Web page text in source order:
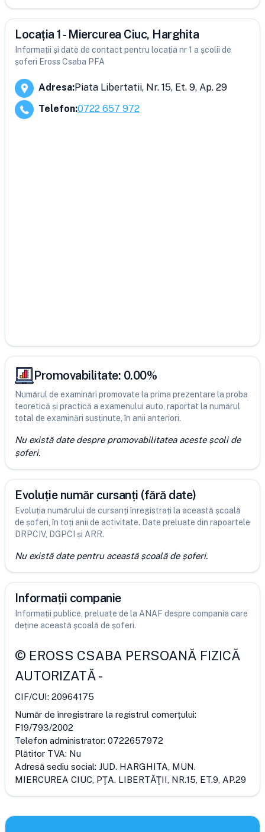
Locația 1 - Miercurea Ciuc, Harghita
Informații și date de contact pentru locația nr 1 a școlii de
șoferi Eross Csaba PFA
Adresa:Piata Libertatii, Nr. 15, Et. 9, Ap. 29
Telefon:0722 657 972
Promovabilitate: 0.00%
Numărul de examinări promovate la prima prezentare la proba
teoretică și practică a examenului auto, raportat la numărul
total de examinări susținute, în anii anteriori.
Nu există date despre promovabilitatea aceste școli de
șoferi.
Evoluție număr cursanți (fără date)
Evoluția numărului de cursanți înregistrați la această școală
de șoferi, în toți anii de activitate. Date preluate din rapoartele
DRPCIV, DGPCI și ARR.
Nu există date pentru această școală de șoferi.
Informații companie
Informații publice, preluate de la ANAF despre compania care
deține această școală de șoferi.
© EROSS CSABA PERSOANĂ FIZICĂ
AUTORIZATĂ-
CIF/CUI: 20964175
Număr de înregistrare la registrul comerțului:
F19/793/2002
Telefon administrator: 0722657972
Plătitor TVA: Nu
Adresă sediu social: JUD. HARGHITA, MUN.
MIERCUREA CIUC, PŢA. LIBERTĂŢII, NR.15, ET.9, AP.29